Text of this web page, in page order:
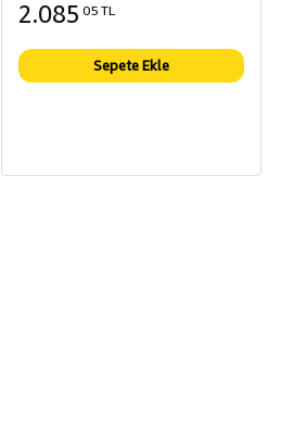
2.085 05 TL
Sepete Ekle